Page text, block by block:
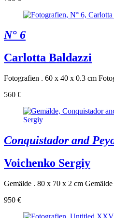
N° 6
Carlotta Baldazzi
Fotografien . 60 x 40 x 0.3 cm
560 €
Conquistador and
Voichenko Sergiy
Gemälde . 80 x 70 x 2 cm
950 €